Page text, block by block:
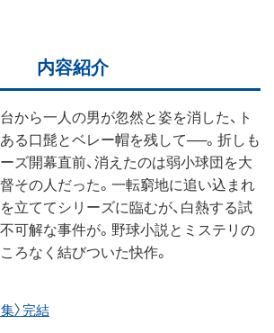
内容紹介
から一人の男が忽然と姿を消した、ト
る口髭とベレー帽を残して──。折しも
ズ開幕直前、消えたのは弱小球団を大
その人だった。一転窮地に追い込まれ
立ててシリーズに臨むが、白熱する試
可解な事件が。野球小説とミステリの
ろなく結びついた快作。
〉完結